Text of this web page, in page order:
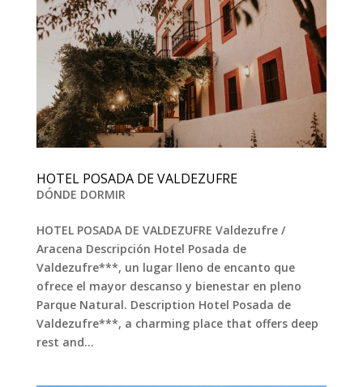
HOTEL POSADA DE VALDEZUFRE
DÓNDE DORMIR
HOTEL POSADA DE VALDEZUFRE Valdezufre /
Aracena Descripción Hotel Posada de
Valdezufre***, un lugar lleno de encanto que
ofrece el mayor descanso y bienestar en pleno
Parque Natural. Description Hotel Posada de
Valdezufre***, a charming place that offers deep
rest and...